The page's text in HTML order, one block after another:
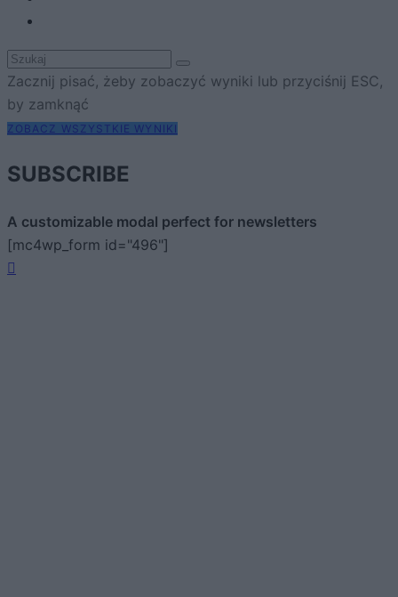
Zacznij pisać, żeby zobaczyć wyniki lub przyciśnij ESC,
by zamknąć
ZOBACZ WSZYSTKIE WYNIKI
SUBSCRIBE
A customizable modal perfect for newsletters
[mc4wp_form id="496"]